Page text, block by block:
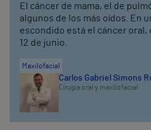
El cáncer de mama, el de
algunos de los más oídos. En
escondido está el cáncer oral,
12 de junio.
Maxilofacial
Carlos Gabriel Simons
Cirugía oral y maxilofacial